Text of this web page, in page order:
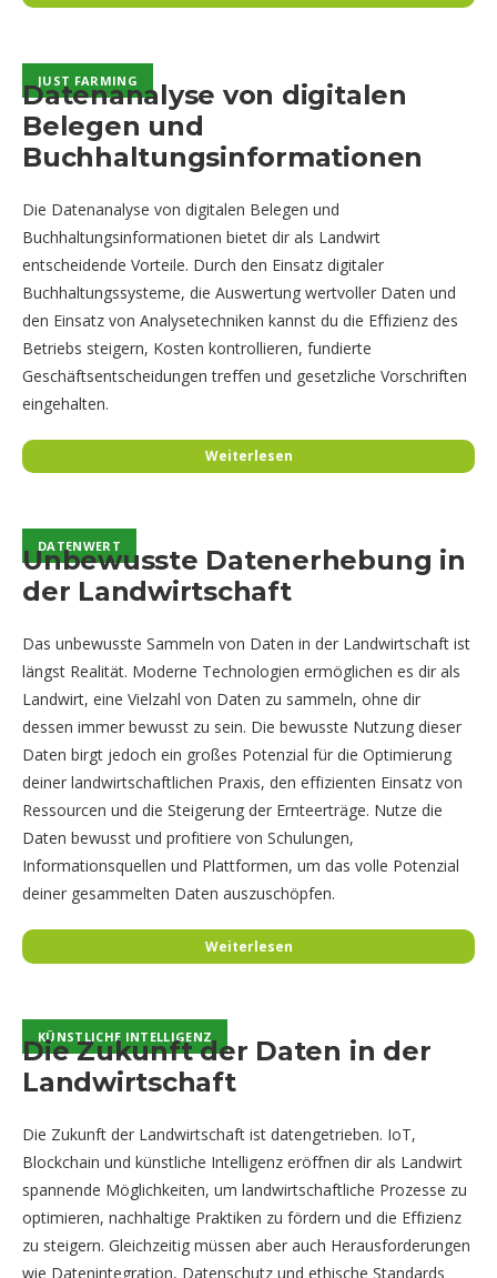
JUST FARMING
JUST FARMING
Datenanalyse von digitalen
Belegen und
Buchhaltungsinformationen
Die Datenanalyse von digitalen Belegen und
Buchhaltungsinformationen bietet dir als Landwirt
entscheidende Vorteile. Durch den Einsatz digitaler
Buchhaltungssysteme, die Auswertung wertvoller Daten und
den Einsatz von Analysetechniken kannst du die Effizienz des
Betriebs steigern, Kosten kontrollieren, fundierte
Geschäftsentscheidungen treffen und gesetzliche Vorschriften
eingehalten.
Weiterlesen
DATENWERT
DATENWERT
Unbewusste Datenerhebung in
der Landwirtschaft
Das unbewusste Sammeln von Daten in der Landwirtschaft ist
längst Realität. Moderne Technologien ermöglichen es dir als
Landwirt, eine Vielzahl von Daten zu sammeln, ohne dir
dessen immer bewusst zu sein. Die bewusste Nutzung dieser
Daten birgt jedoch ein großes Potenzial für die Optimierung
deiner landwirtschaftlichen Praxis, den effizienten Einsatz von
Ressourcen und die Steigerung der Ernteerträge. Nutze die
Daten bewusst und profitiere von Schulungen,
Informationsquellen und Plattformen, um das volle Potenzial
deiner gesammelten Daten auszuschöpfen.
Weiterlesen
KÜNSTLICHE INTELLIGENZ
KÜNSTLICHE INTELLIGENZ
Die Zukunft der Daten in der
Landwirtschaft
Die Zukunft der Landwirtschaft ist datengetrieben. IoT,
Blockchain und künstliche Intelligenz eröffnen dir als Landwirt
spannende Möglichkeiten, um landwirtschaftliche Prozesse zu
optimieren, nachhaltige Praktiken zu fördern und die Effizienz
zu steigern. Gleichzeitig müssen aber auch Herausforderungen
wie Datenintegration, Datenschutz und ethische Standards